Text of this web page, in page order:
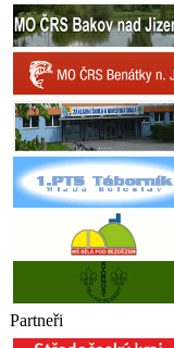
Partneři